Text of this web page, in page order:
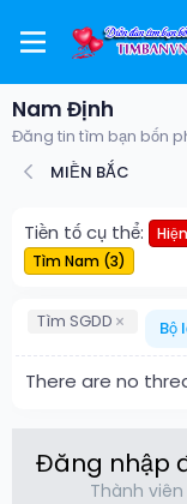
Nam Định
Đăng tin tìm bạn bốn
MIỀN BẮC
Tiền tố cụ thể:
Tìm Nam (3)
Tìm SGDD Bộ
There are no
Đăng nhập
Thành